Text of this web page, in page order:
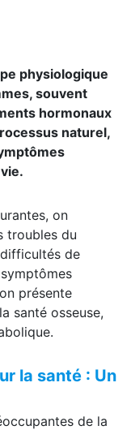
physiologique
souvent
hormonaux
naturel,
on
troubles du
difficultés de
présente
santé osseuse,
la santé : Un
de la